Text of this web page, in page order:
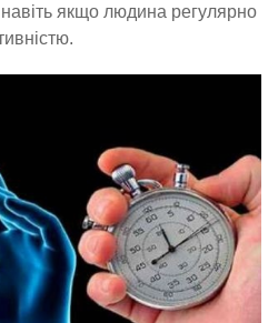
навіть якщо людина регулярно